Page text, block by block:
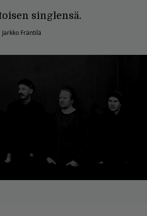
singlensä.
Jarkko Fräntilä